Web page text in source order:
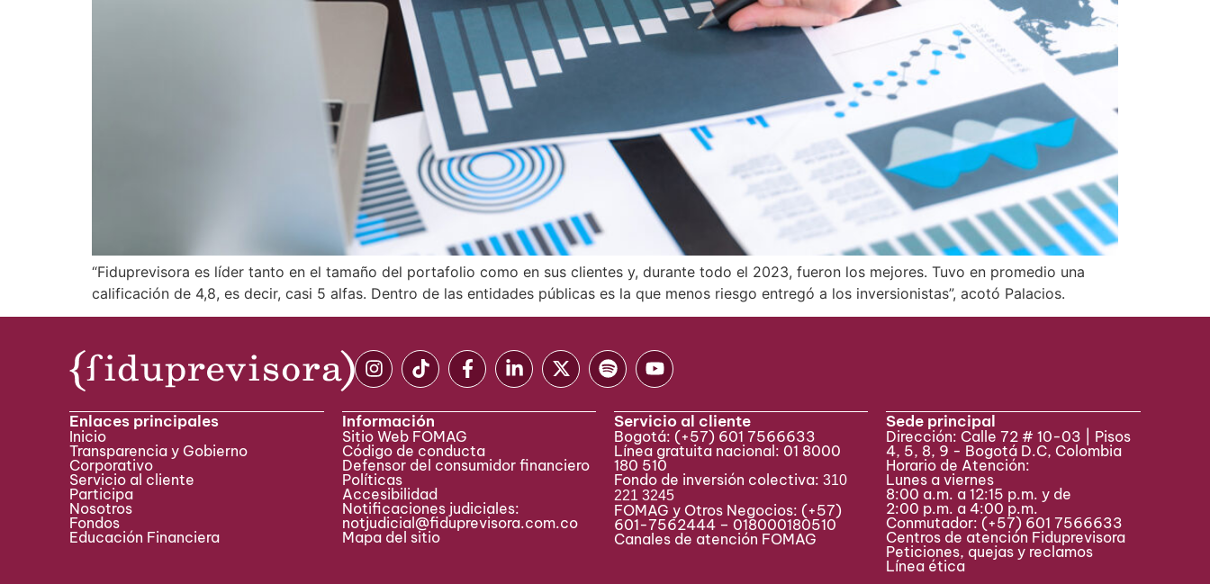
“Fiduprevisora es líder tanto en el tamaño del portafolio como en sus clientes y, durante todo el 2023, fueron los mejores. Tuvo en promedio una
calificación de 4,8, es decir, casi 5 alfas. Dentro de las entidades públicas es la que menos riesgo entregó a los inversionistas”, acotó Palacios.
Enlaces principales
Inicio
Transparencia y Gobierno
Corporativo
Servicio al cliente
Participa ​
Nosotros
Fondos
Educación Financiera
Información
Sitio Web FOMAG
Código de conducta
Defensor del consumidor financiero
Políticas
Accesibilidad
Notificaciones judiciales:
notjudicial@fiduprevisora.com.co
Mapa del sitio
Servicio al cliente
Bogotá: (+57) 601 7566633
Línea gratuita nacional: 01 8000
180 510
Fondo de inversión colectiva: 310
221 3245
FOMAG y Otros Negocios: (+57)
601-7562444 – 018000180510
Canales de atención FOMAG
Sede principal
Dirección: Calle 72 # 10-03 | Pisos
4, 5, 8, 9 - Bogotá D.C, Colombia
Horario de Atención:
Lunes a viernes
8:00 a.m. a 12:15 p.m. y de
2:00 p.m. a 4:00 p.m.
Conmutador: (+57) 601 7566633
Centros de atención Fiduprevisora
Peticiones, quejas y reclamos
Línea ética